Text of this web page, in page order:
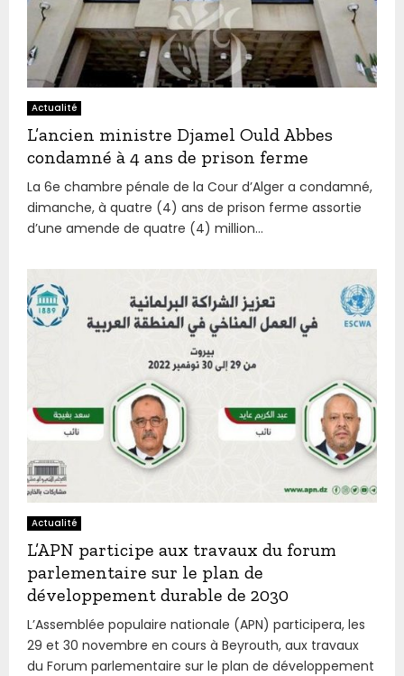
Actualité
L’ancien ministre Djamel Ould Abbes
condamné à 4 ans de prison ferme
La 6e chambre pénale de la Cour d’Alger a condamné,
dimanche, à quatre (4) ans de prison ferme assortie
d’une amende de quatre (4) million...
Actualité
L’APN participe aux travaux du forum
parlementaire sur le plan de
développement durable de 2030
L’Assemblée populaire nationale (APN) participera, les
29 et 30 novembre en cours à Beyrouth, aux travaux
du Forum parlementaire sur le plan de développement